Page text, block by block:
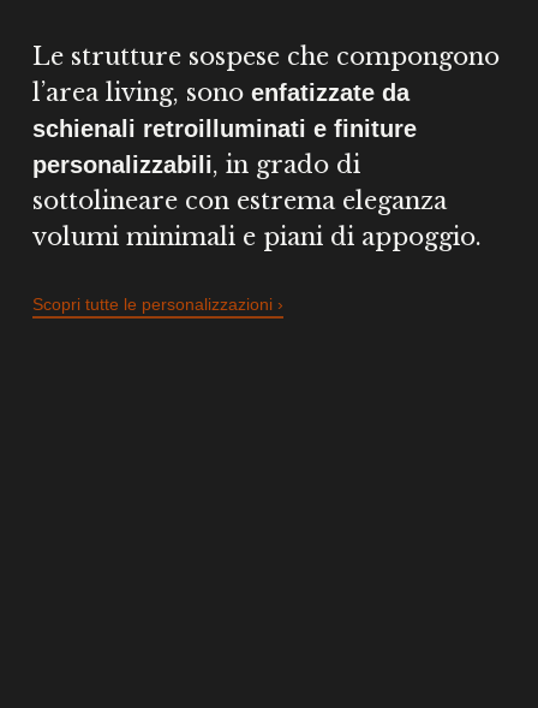
Le strutture sospese che compongono
l’area living, sonoenfatizzate da
schienali retroilluminati e finiture
personalizzabili, in grado di
sottolineare con estrema eleganza
volumi minimali e piani di appoggio.
Scopri tutte le personalizzazioni ›